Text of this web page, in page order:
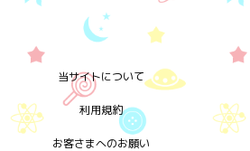
当サイトについて
利用規約
お客さまへのお願い